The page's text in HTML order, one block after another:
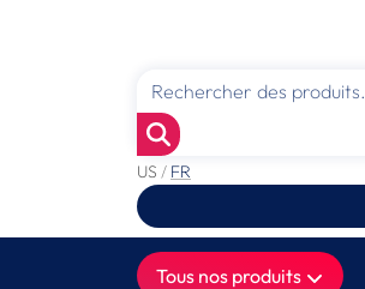
US / FR
Tous nos produits